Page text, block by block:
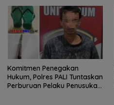
Komitmen Penegakan
Hukum, Polres PALI Tuntaskan
Perburuan Pelaku Penusukan